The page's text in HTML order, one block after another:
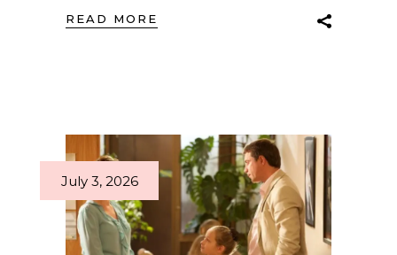
READ MORE
July 3, 2026